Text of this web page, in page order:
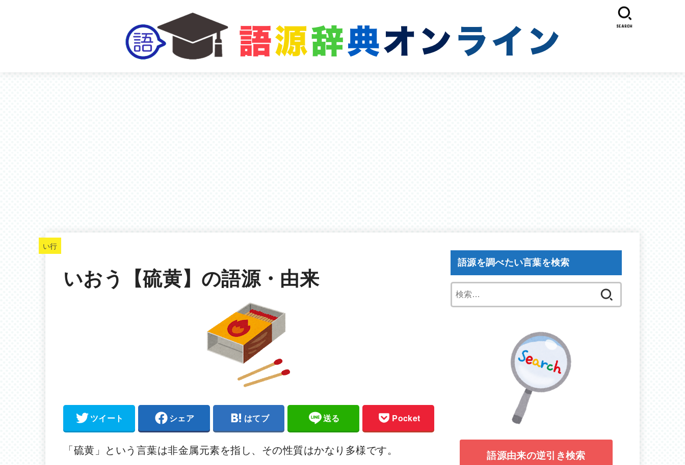
SEARCH
い行
いおう【硫黄】の語源・由来
ツイート シェア はてブ 送る Pocket
「硫黄」という言葉は非金属元素を指し、その性質はかなり多様です。
語源を調べたい言葉を検索
索:
語源由来の逆引き検索